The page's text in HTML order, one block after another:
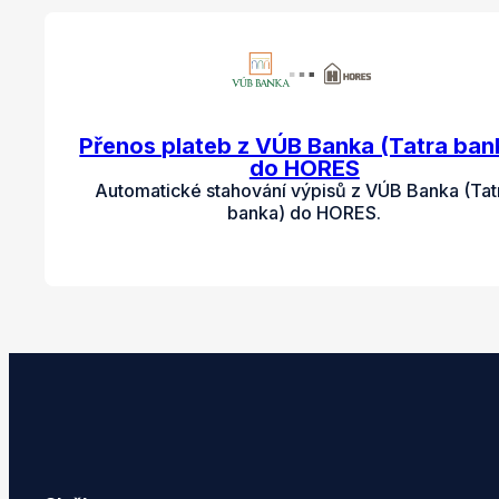
Přenos plateb z VÚB Banka (Tatra
do HORES
Automatické stahování výpisů z VÚB Banka
banka) do HORES.